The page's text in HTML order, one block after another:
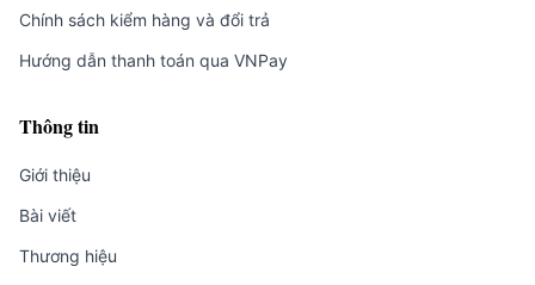
Chính sách kiểm hàng và đổi trả
Hướng dẫn thanh toán qua VNPay
Thông tin
Giới thiệu
Bài viết
Thương hiệu